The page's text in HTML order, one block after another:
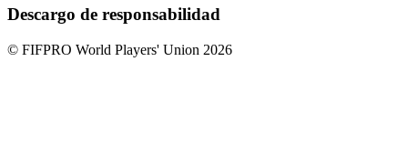
Descargo de responsabilidad
© FIFPRO World Players' Union 2026